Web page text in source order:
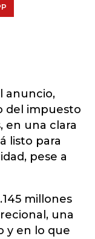
anuncio,
del impuesto
en una clara
listo para
pese a
millones
una
y en lo que